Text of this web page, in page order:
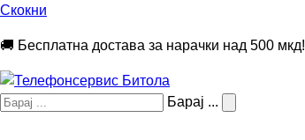
Скокни
🚚 Бесплатна достава за нарачки над 500 мкд!
Барај ...